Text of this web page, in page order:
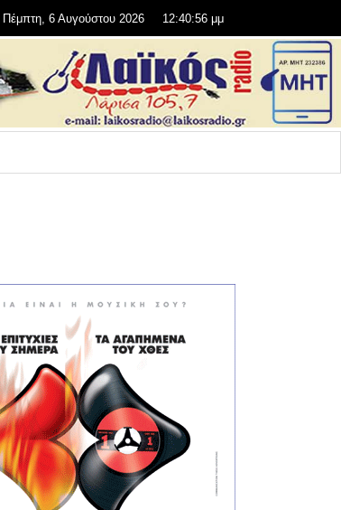
Πέμπτη, 6 Αυγούστου 2026 12:40:56 μμ